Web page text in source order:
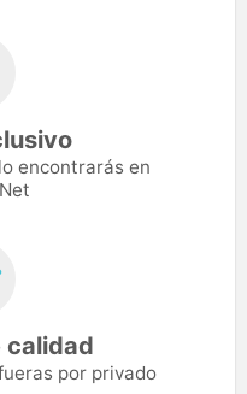
encontrarás en
calidad
por privado